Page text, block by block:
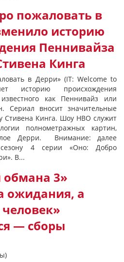
пожаловать в
историю
Пеннивайза
Кинга
в Дерри» (IT: Welcome to
историю происхождения
как Пеннивайз или
Сериал вносит значительные
Стивена Кинга. Шоу HBO служит
полнометражных картин,
Дерри. Внимание: далее
4 серии «Оно: Добро
В...
3»
ожидания, а
— сборы